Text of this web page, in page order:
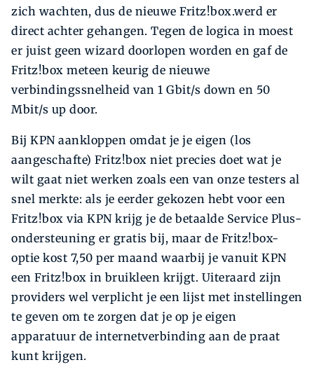
zich wachten, dus de nieuwe Fritz!box.werd er
direct achter gehangen. Tegen de logica in moest
er juist geen wizard doorlopen worden en gaf de
Fritz!box meteen keurig de nieuwe
verbindingssnelheid van 1 Gbit/s down en 50
Mbit/s up door.
Bij KPN aankloppen omdat je je eigen (los
aangeschafte) Fritz!box niet precies doet wat je
wilt gaat niet werken zoals een van onze testers al
snel merkte: als je eerder gekozen hebt voor een
Fritz!box via KPN krijg je de betaalde Service Plus-
ondersteuning er gratis bij, maar de Fritz!box-
optie kost 7,50 per maand waarbij je vanuit KPN
een Fritz!box in bruikleen krijgt. Uiteraard zijn
providers wel verplicht je een lijst met instellingen
te geven om te zorgen dat je op je eigen
apparatuur de internetverbinding aan de praat
kunt krijgen.